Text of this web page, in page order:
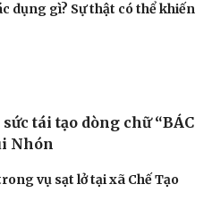
sáng: 8 lợi ích không
2 ngày dễ gây ngộ độc